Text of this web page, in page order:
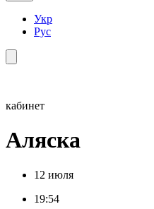
Укр
Рус
кабинет
Аляска
12 июля
19:54